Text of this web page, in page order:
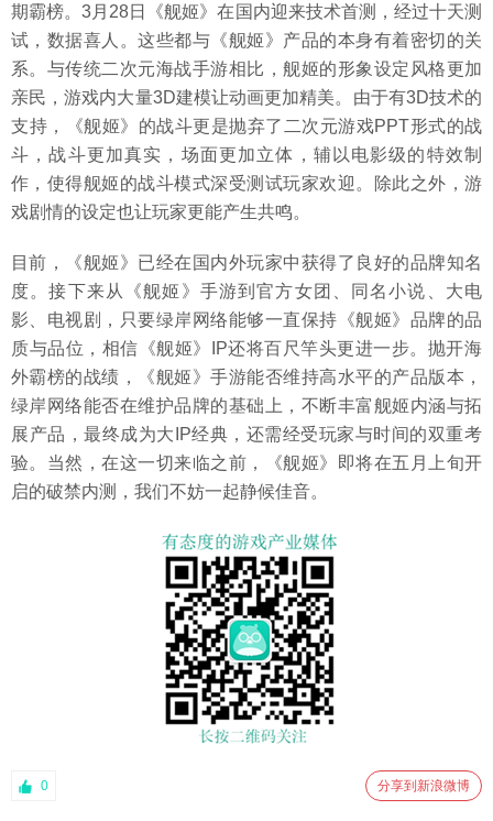
期霸榜。3月28日《舰姬》在国内迎来技术首测，经过十天测
试，数据喜人。这些都与《舰姬》产品的本身有着密切的关
系。与传统二次元海战手游相比，舰姬的形象设定风格更加
亲民，游戏内大量3D建模让动画更加精美。由于有3D技术的
支持，《舰姬》的战斗更是抛弃了二次元游戏PPT形式的战
斗，战斗更加真实，场面更加立体，辅以电影级的特效制
作，使得舰姬的战斗模式深受测试玩家欢迎。除此之外，游
戏剧情的设定也让玩家更能产生共鸣。
目前，《舰姬》已经在国内外玩家中获得了良好的品牌知名
度。接下来从《舰姬》手游到官方女团、同名小说、大电
影、电视剧，只要绿岸网络能够一直保持《舰姬》品牌的品
质与品位，相信《舰姬》IP还将百尺竿头更进一步。抛开海
外霸榜的战绩，《舰姬》手游能否维持高水平的产品版本，
绿岸网络能否在维护品牌的基础上，不断丰富舰姬内涵与拓
展产品，最终成为大IP经典，还需经受玩家与时间的双重考
验。当然，在这一切来临之前，《舰姬》即将在五月上旬开
启的破禁内测，我们不妨一起静候佳音。
0 分享到新浪微博